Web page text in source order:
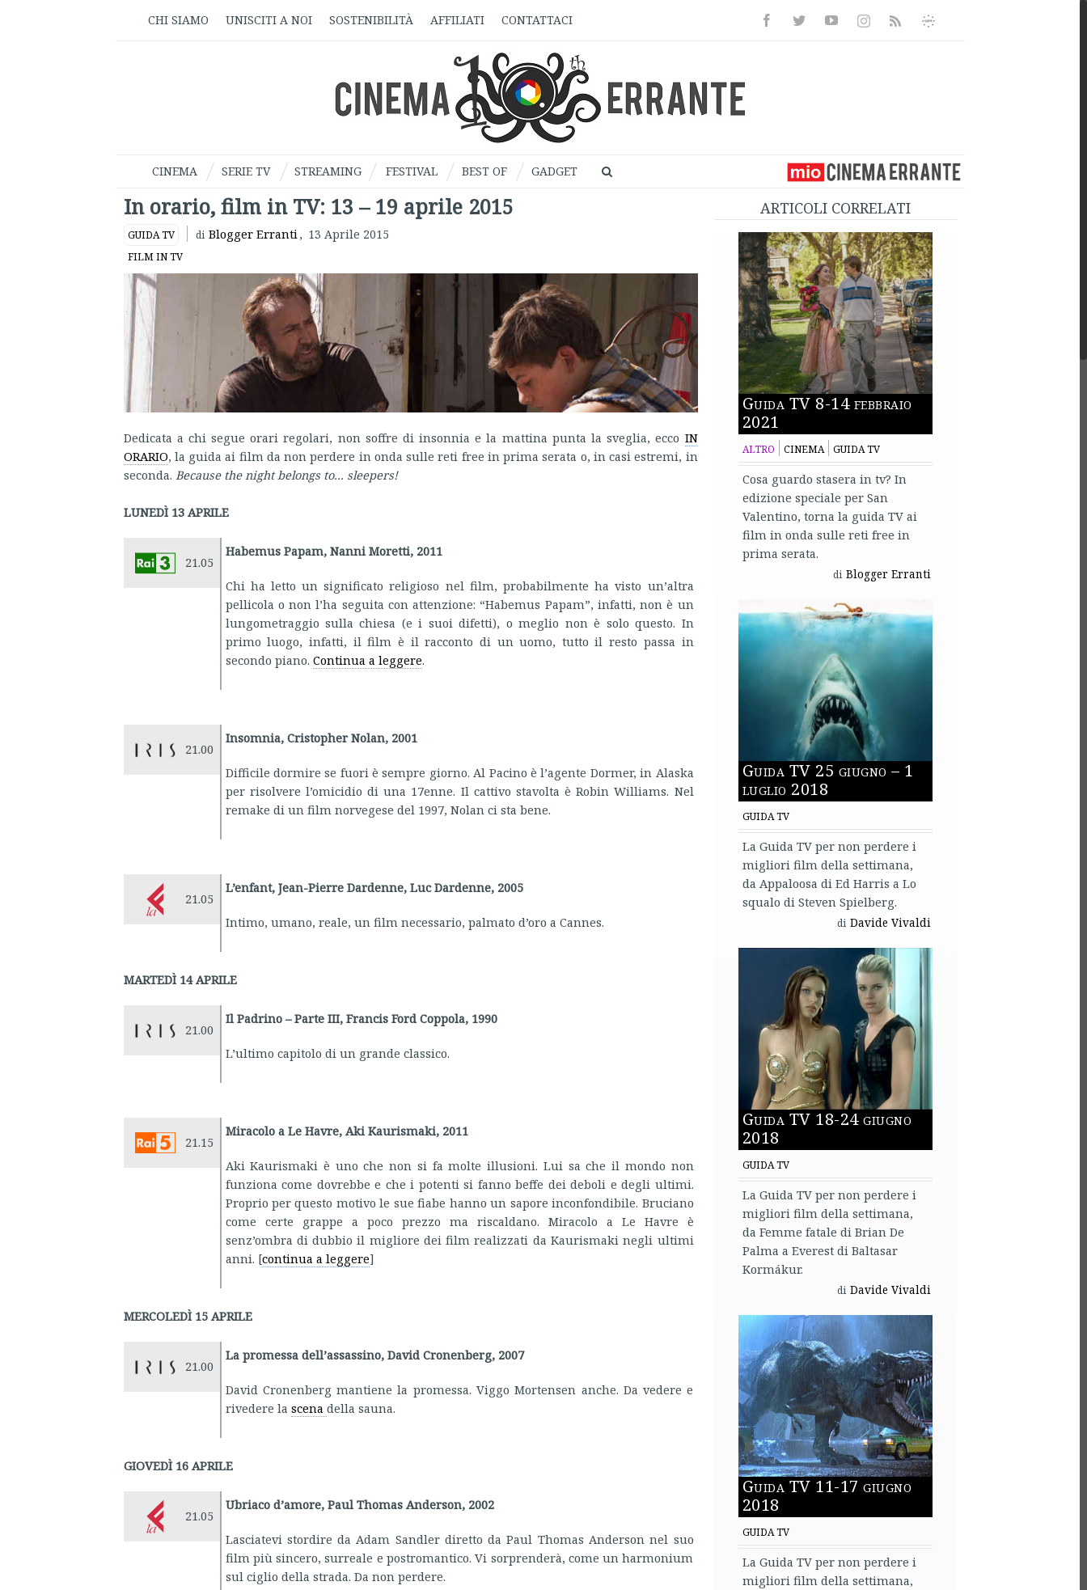
CHI SIAMO UNISCITI A NOI SOSTENIBILITÀ AFFILIATI CONTATTACI FacebookTwitterYoutubeInstagramRss
Informativa
CINEMA SERIE TV STREAMING FESTIVAL BEST OF GADGET
In orario, film in TV: 13 – 19 aprile 2015
GUIDA TV di Blogger Erranti, 13 Aprile 2015
FILM IN TV
Dedicata a chi segue orari regolari, non soffre di insonnia e la mattina punta la sveglia, ecco IN
ORARIO, la guida ai film da non perdere in onda sulle reti free in prima serata o, in casi estremi, in
seconda. Because the night belongs to... sleepers!
LUNEDÌ 13 APRILE
21.05
Habemus Papam, Nanni Moretti, 2011
Chi ha letto un significato religioso nel film, probabilmente ha visto un’altra
pellicola o non l’ha seguita con attenzione: “Habemus Papam”, infatti, non è un
lungometraggio sulla chiesa (e i suoi difetti), o meglio non è solo questo. In
primo luogo, infatti, il film è il racconto di un uomo, tutto il resto passa in
secondo piano. Continua a leggere.
21.00
Insomnia, Cristopher Nolan, 2001
Difficile dormire se fuori è sempre giorno. Al Pacino è l’agente Dormer, in Alaska
per risolvere l’omicidio di una 17enne. Il cattivo stavolta è Robin Williams. Nel
remake di un film norvegese del 1997, Nolan ci sta bene.
21.05
L’enfant, Jean-Pierre Dardenne, Luc Dardenne, 2005
Intimo, umano, reale, un film necessario, palmato d’oro a Cannes.
MARTEDÌ 14 APRILE
21.00
Il Padrino – Parte III, Francis Ford Coppola, 1990
L’ultimo capitolo di un grande classico.
21.15
Miracolo a Le Havre, Aki Kaurismaki, 2011
Aki Kaurismaki è uno che non si fa molte illusioni. Lui sa che il mondo non
funziona come dovrebbe e che i potenti si fanno beffe dei deboli e degli ultimi.
Proprio per questo motivo le sue fiabe hanno un sapore inconfondibile. Bruciano
come certe grappe a poco prezzo ma riscaldano. Miracolo a Le Havre è
senz’ombra di dubbio il migliore dei film realizzati da Kaurismaki negli ultimi
anni. [continua a leggere]
MERCOLEDÌ 15 APRILE
21.00
La promessa dell’assassino, David Cronenberg, 2007
David Cronenberg mantiene la promessa. Viggo Mortensen anche. Da vedere e
rivedere la scena della sauna.
GIOVEDÌ 16 APRILE
21.05
Ubriaco d’amore, Paul Thomas Anderson, 2002
Lasciatevi stordire da Adam Sandler diretto da Paul Thomas Anderson nel suo
film più sincero, surreale e postromantico. Vi sorprenderà, come un harmonium
sul ciglio della strada. Da non perdere.
ARTICOLI CORRELATI
Guida TV 8-14 febbraio
2021
ALTRO CINEMA GUIDA TV
Cosa guardo stasera in tv? In
edizione speciale per San
Valentino, torna la guida TV ai
film in onda sulle reti free in
prima serata.
di Blogger Erranti
Guida TV 25 giugno – 1
luglio 2018
GUIDA TV
La Guida TV per non perdere i
migliori film della settimana,
da Appaloosa di Ed Harris a Lo
squalo di Steven Spielberg.
di Davide Vivaldi
Guida TV 18-24 giugno
2018
GUIDA TV
La Guida TV per non perdere i
migliori film della settimana,
da Femme fatale di Brian De
Palma a Everest di Baltasar
Kormákur.
di Davide Vivaldi
Guida TV 11-17 giugno
2018
GUIDA TV
La Guida TV per non perdere i
migliori film della settimana,